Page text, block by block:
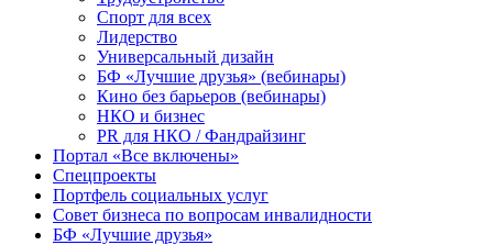
Спорт для всех
Лидерство
Универсальный дизайн
БФ «Лучшие друзья» (вебинары)
Кино без барьеров (вебинары)
НКО и бизнес
PR для НКО / Фандрайзинг
Портал «Все включены»
Спецпроекты
Портфель социальных услуг
Совет бизнеса по вопросам инвалидности
БФ «Лучшие друзья»